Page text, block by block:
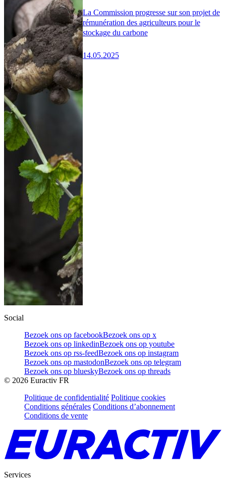
La Commission progresse sur son projet de
rémunération des agriculteurs pour le
stockage du carbone
14.05.2025
Social
Bezoek ons op facebookBezoek ons op x
Bezoek ons op linkedinBezoek ons op youtube
Bezoek ons op rss-feedBezoek ons op instagram
Bezoek ons op mastodonBezoek ons op telegram
Bezoek ons op blueskyBezoek ons op threads
© 2026 Euractiv FR
Politique de confidentialité Politique cookies
Conditions générales Conditions d’abonnement
Conditions de vente
Services